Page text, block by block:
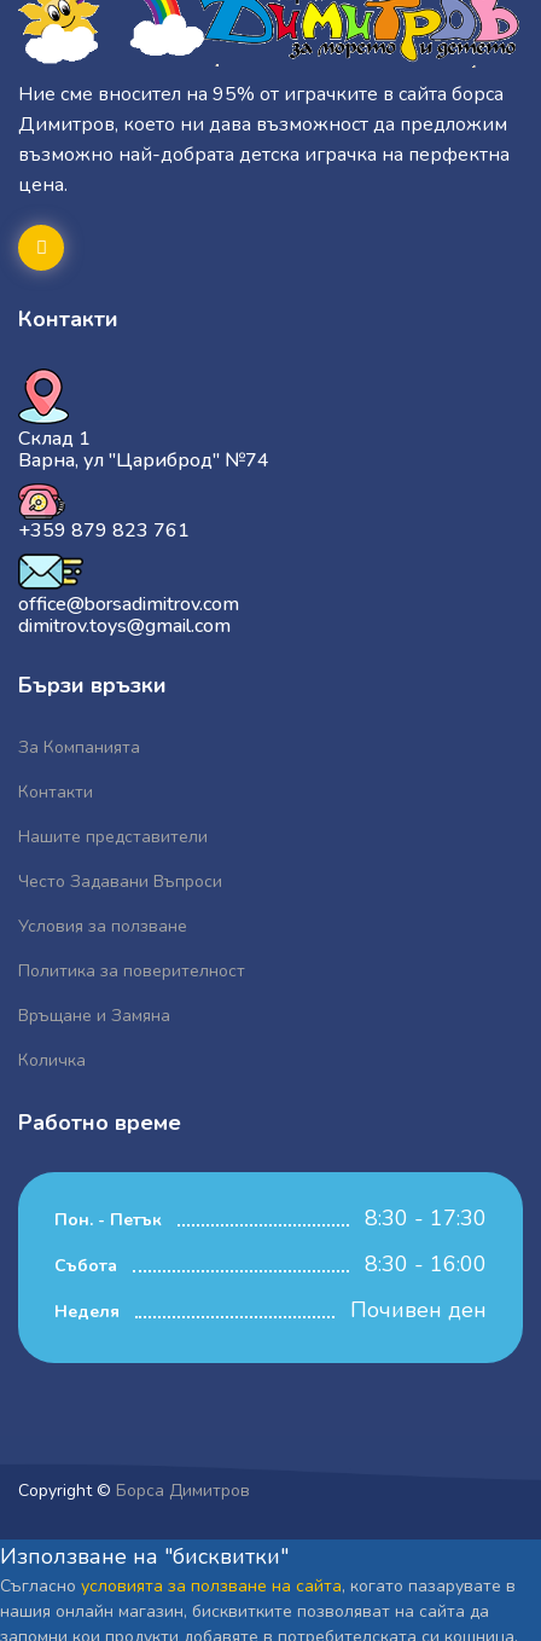
Ние сме вносител на 95% от играчките в сайта борса
Димитров, което ни дава възможност да предложим
възможно най-добрата детска играчка на перфектна
цена.
Контакти
Склад 1
Варна, ул "Цариброд" №74
+359 879 823 761
office@borsadimitrov.com
dimitrov.toys@gmail.com
Бързи връзки
За Компанията
Контакти
Нашите представители
Често Задавани Въпроси
Условия за ползване
Политика за поверителност
Връщане и Замяна
Количка
Работно време
Пон. - Петък 8:30 - 17:30
Събота 8:30 - 16:00
Неделя Почивен ден
Copyright © Борса Димитров
Използване на "бисквитки"
Съгласно условията за ползване на сайта, когато пазарувате в
нашия онлайн магазин, бисквитките позволяват на сайта да
запомни кои продукти добавяте в потребителската си кошница,